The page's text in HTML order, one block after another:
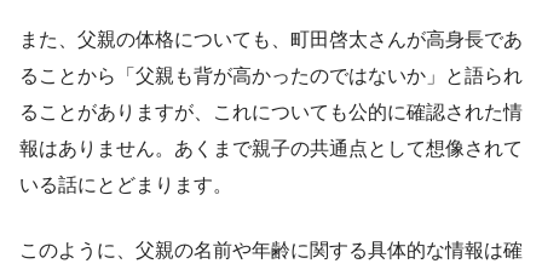
また、父親の体格についても、町田啓太さんが高身長であ
ることから「父親も背が高かったのではないか」と語られ
ることがありますが、これについても公的に確認された情
報はありません。あくまで親子の共通点として想像されて
いる話にとどまります。
このように、父親の名前や年齢に関する具体的な情報は確